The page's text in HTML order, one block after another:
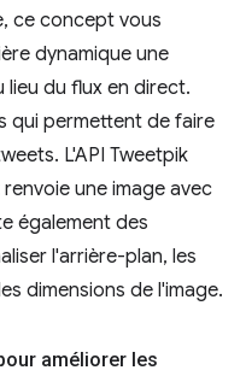
ce concept vous
dynamique une
du flux en direct.
qui permettent de faire
L'API Tweetpik
une image avec
également des
l'arrière-plan, les
dimensions de l'image.
améliorer les